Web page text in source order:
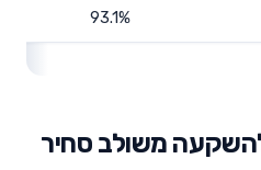
93.1%
משולב סחיר